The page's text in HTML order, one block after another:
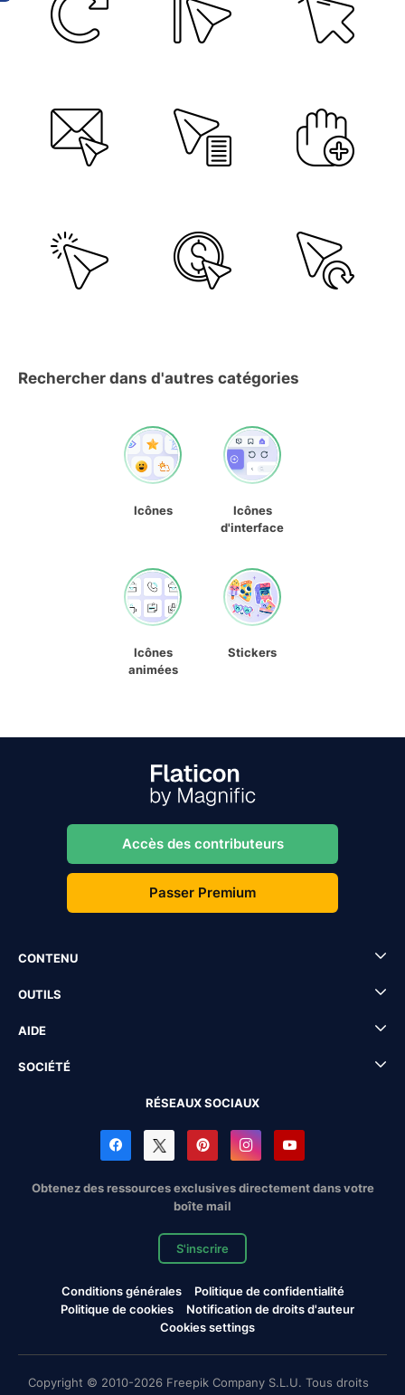
Rechercher dans d'autres catégories
Icônes
Icônes
d'interface
Icônes
animées
Stickers
Accès des contributeurs
Passer Premium
CONTENU
OUTILS
AIDE
SOCIÉTÉ
RÉSEAUX SOCIAUX
Obtenez des ressources exclusives directement dans votre
boîte mail
S'inscrire
Conditions générales
Politique de confidentialité
Politique de cookies
Notification de droits d'auteur
Cookies settings
Copyright © 2010-2026 Freepik Company S.L.U. Tous droits